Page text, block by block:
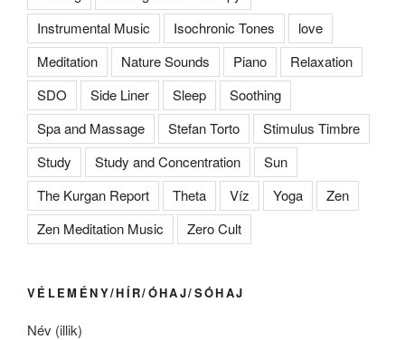
Instrumental Music
Isochronic Tones
love
Meditation
Nature Sounds Piano
Relaxation
SDO
Side Liner Sleep
Soothing
Spa and Massage
Stefan Torto
Stimulus Timbre
Study
Study and Concentration
Sun
The Kurgan Report
Theta Víz Yoga
Zen
Zen Meditation Music
Zero Cult
VÉLEMÉNY/HÍR/ÓHAJ/SÓHAJ
Név (illik)